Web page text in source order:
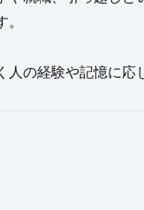
。
人の経験や記憶に